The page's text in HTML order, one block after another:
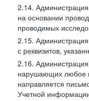
2.14. Администрация
на основании
проводимых
2.15. Администрация
с реквизитов,
2.16.
нарушающих любое
направляется
Учетной